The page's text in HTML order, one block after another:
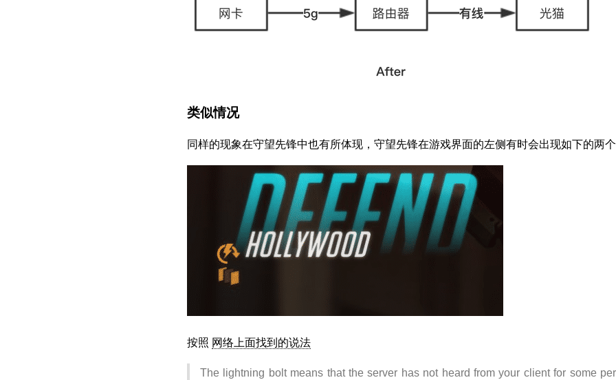
类似情况
同样的现象在守望先锋中也有所体现，守望先锋在游戏界面的左侧有时会出现如下的两
按照 网络上面找到的说法
The lightning bolt means that the server has not heard from your client for some